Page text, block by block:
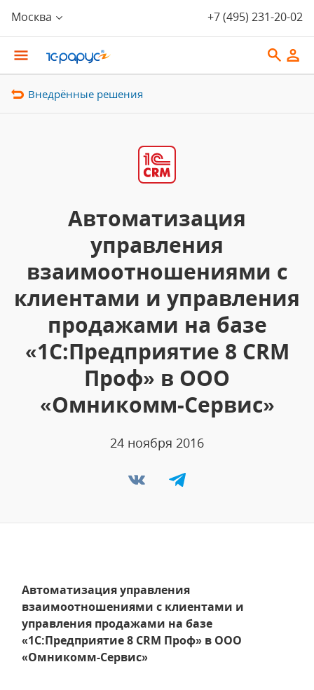
Москва +7 (495) 231-20-02
Внедрённые решения
Автоматизация
управления
взаимоотношениями с
клиентами и управления
продажами на базе
«1С:Предприятие 8 CRM
Проф» в ООО
«Омникомм-Сервис»
24 ноября 2016
Автоматизация управления
взаимоотношениями с клиентами и
управления продажами на базе
«1С:Предприятие 8 CRM Проф» в ООО
«Омникомм-Сервис»